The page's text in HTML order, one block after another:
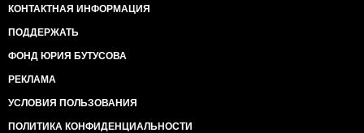
КОНТАКТНАЯ ИНФОРМАЦИЯ
ПОДДЕРЖАТЬ
ФОНД ЮРИЯ БУТУСОВА
РЕКЛАМА
УСЛОВИЯ ПОЛЬЗОВАНИЯ
ПОЛИТИКА КОНФИДЕНЦИАЛЬНОСТИ